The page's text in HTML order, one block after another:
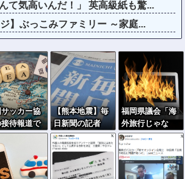
て気高いんだ！」 英高級紙も驚...
】ぶっこみファミリー ～家庭...
ッカー協
待報道で
年も調べ
声続出ｗ
【熊本地震】毎
日新聞の記者
「死傷者の情報
を教えて！」 →
企業「個人情報
は控えます！」
福岡県議会「海
外旅行じゃな
い、海外活動
だ！」→視察費
2.65億円公開で
再炎上ｗｗｗ